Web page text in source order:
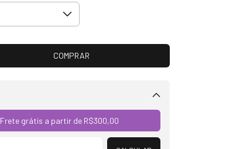
Frete grátis a partir de R$300,00